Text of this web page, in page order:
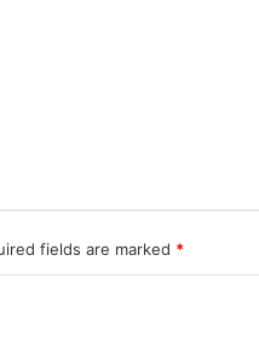
fields are marked *